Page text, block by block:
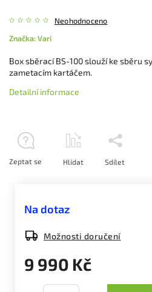
Neohodnoceno
Značka:Vari
9 990 Kč
Na dotaz
Možnosti doručení
Box sběrací BS-100 slouží ke sběru
zametacím kartáčem.
Detailní informace
Zeptat se Hlídat Sdílet